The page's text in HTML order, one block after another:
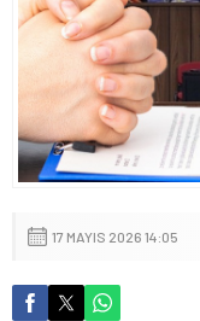
17 MAYIS 2026 14:05